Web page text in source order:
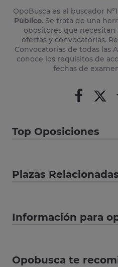
OpoBusca es el buscador
Público. Se trata de una
opositores que necesitan
ofertas y convocatorias.
Convocatorias de todas las
conoce los requisitos de
fechas de
Top Oposiciones
Plazas Relacionadas
Información para
Opobusca te